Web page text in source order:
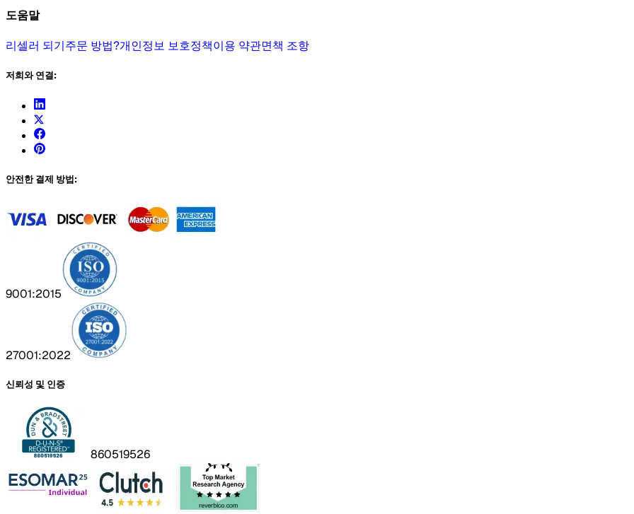
도움말
리셀러 되기주문 방법?개인정보 보호정책이용 약관면책 조항
저희와 연결:
안전한 결제 방법:
9001:2015
27001:2022
신뢰성 및 인증
860519526